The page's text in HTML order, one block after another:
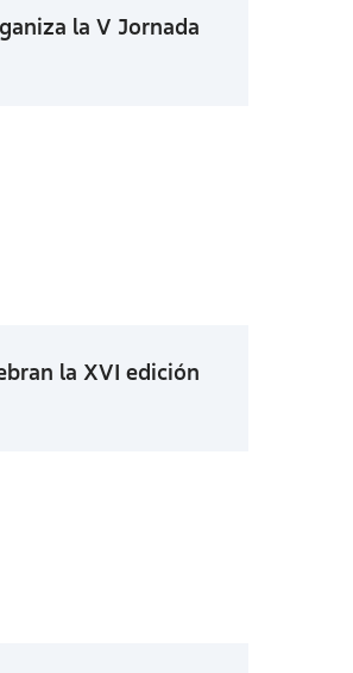
la V Jornada
la XVI edición